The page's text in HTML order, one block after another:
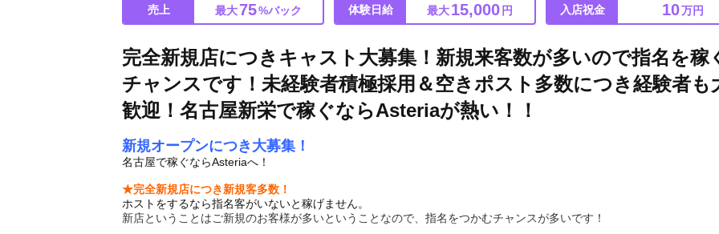
売上 最大75%バック 体験日給 最大15,000 円 入店祝金 10万円
完全新規店につきキャスト大募集！新規来客数が多いので指名を稼
チャンスです！未経験者積極採用＆空きポスト多数につき経験者も
歓迎！名古屋新栄で稼ぐならAsteriaが熱い！！
新規オープンにつき大募集！
名古屋で稼ぐならAsteriaへ！
★完全新規店につき新規客多数！
ホストをするなら指名客がいないと稼げません。
新店ということはご新規のお客様が多いということなので、指名をつかむチャンスが多いです！